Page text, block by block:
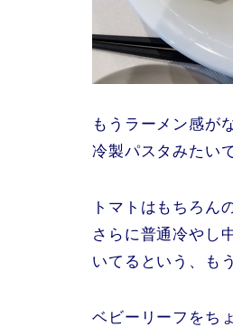
もうラーメン感が
冷製パスタみたい
トマトはもちろん
さらに普通冷やし
いてるという、も
ベビーリーフをち